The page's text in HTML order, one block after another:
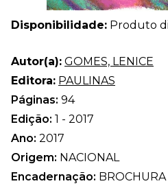
Disponibilidade: Produto
Autor(a): GOMES, LENICE
Editora: PAULINAS
Páginas: 94
Edição: 1 - 2017
Ano: 2017
Origem: NACIONAL
Encadernação: BROCHURA